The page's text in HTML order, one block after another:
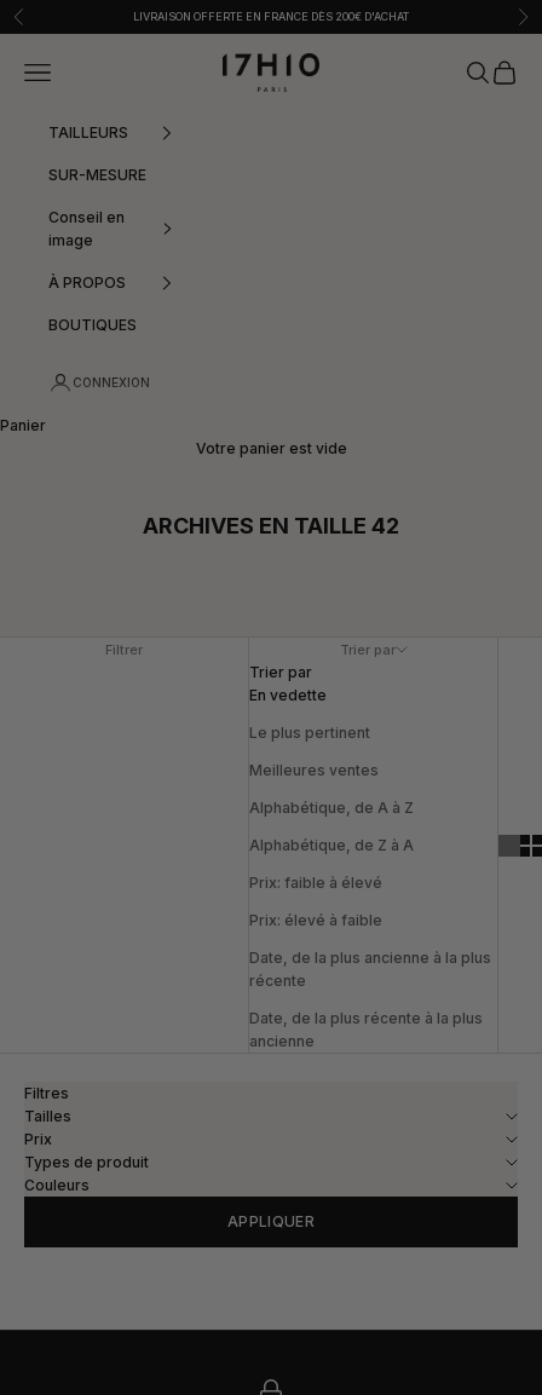
Passer au contenu
Précédent LIVRAISON OFFERTE EN FRANCE DÈS 200€ D'ACHAT
17h10
Menu Recherche
Panier
TAILLEURS
SUR-MESURE
Conseil en
image
À PROPOS
BOUTIQUES
CONNEXION
Panier
Votre panier est vide
ARCHIVES EN TAILLE 42
Filtrer Trier par
Trier par
En vedette
Le plus pertinent
Meilleures ventes
Alphabétique, de A à Z
Alphabétique, de Z à A
Prix: faible à élevé
Prix: élevé à faible
Date, de la plus ancienne à la plus
récente
Date, de la plus récente à la plus
ancienne
Filtres
Tailles
Prix
Types de produit
Couleurs
APPLIQUER